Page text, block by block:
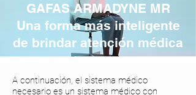
GAFAS ARMADYNE MR
Una forma más inteligente
de brindar atención médica
A continuación, el sistema médico
necesario es un sistema médico con